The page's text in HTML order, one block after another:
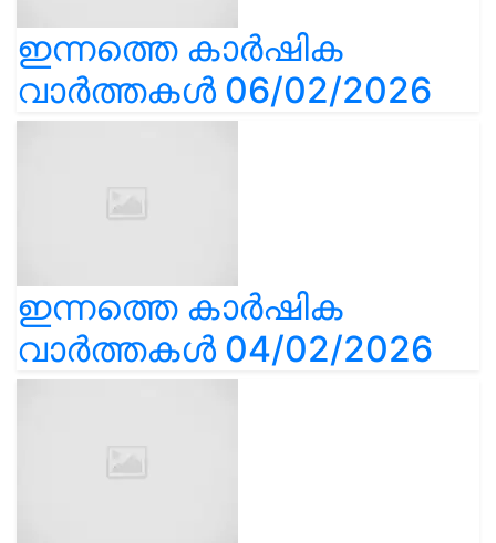
ഇന്നത്തെ കാർഷിക
വാർത്തകൾ 06/02/2026
ഇന്നത്തെ കാർഷിക
വാർത്തകൾ 04/02/2026